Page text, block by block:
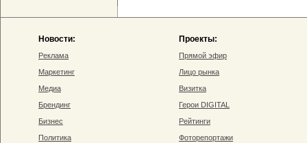
Новости:
Реклама
Маркетинг
Медиа
Брендинг
Бизнес
Политика
Проекты:
Прямой эфир
Лицо рынка
Визитка
Герои DIGITAL
Рейтинги
Фоторепортажи